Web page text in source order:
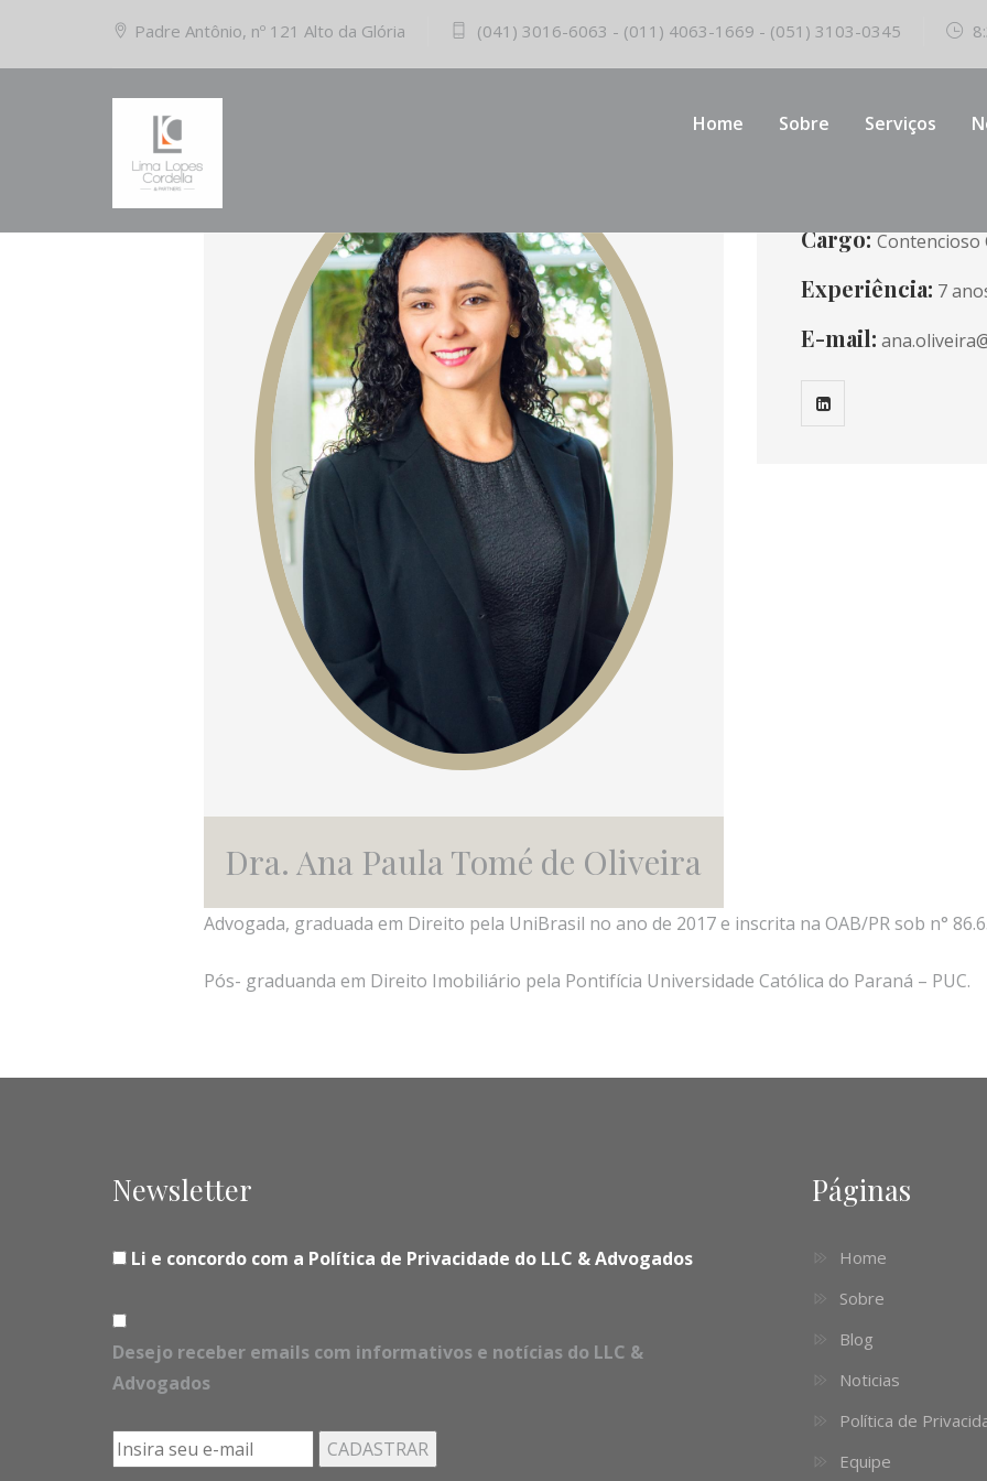
Padre Antônio, nº 121 Alto da Glória (041) 3016-6063 - (011) 4063-1669 - (051) 3103-0345
Home Sobre Serviços
Dra. Ana Paula Tomé de Oliveira
Cargo:Contencioso
Experiência: 7
E-mail:
Advogada, graduada em Direito pela UniBrasil no ano de 2017 e inscrita na OAB/PR sob n°
Pós- graduanda em Direito Imobiliário pela Pontifícia Universidade Católica do Paraná – PUC.
Newsletter
Li e concordo com a Política de Privacidade do LLC & Advogados
Desejo receber emails com informativos e notícias do LLC &
Advogados
Páginas
Home
Sobre
Blog
Noticias
Política de
Equipe